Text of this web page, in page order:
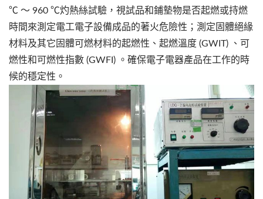
℃ ～ 960 ℃灼熱絲試驗，視試品和鋪墊物是否起燃或持燃
時間來測定電工電子設備成品的著火危險性；測定固體絕緣
材料及其它固體可燃材料的起燃性、起燃溫度 (GWIT) 、可
燃性和可燃性指數 (GWFI) 。確保電子電器產品在工作的時
候的穩定性。